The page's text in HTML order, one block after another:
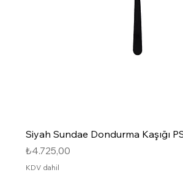
Siyah Sundae Dondurma Kaşığı
Fiyat
₺4.725,00
KDV dahil